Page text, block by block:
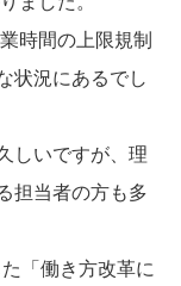
時間の上限規制
状況にあるでし
しいですが、理
担当者の方も多
「働き方改革に